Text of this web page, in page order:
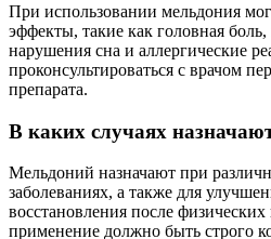
При использовании мельдония
эффекты, такие как головная
нарушения сна и аллергические
проконсультироваться с врачом
препарата.
В каких случаях
Мельдоний назначают при
заболеваниях, а также для
восстановления после
применение должно быть строго